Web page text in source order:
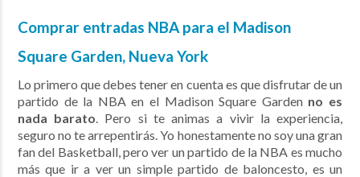
Comprar entradas NBA para el Madison
Square Garden, Nueva York
Lo primero que debes tener en cuenta es que disfrutar de un
partido de la NBA en el Madison Square Garden no es
nada barato. Pero si te animas a vivir la experiencia,
seguro no te arrepentirás. Yo honestamente no soy una gran
fan del Basketball, pero ver un partido de la NBA es mucho
más que ir a ver un simple partido de baloncesto, es un